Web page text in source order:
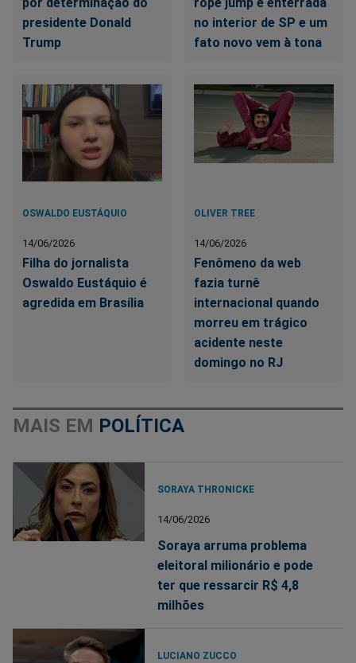
por determinação do
presidente Donald
Trump
rope jump é enterrada
no interior de SP e um
fato novo vem à tona
OSWALDO EUSTÁQUIO
14/06/2026
Filha do jornalista
Oswaldo Eustáquio é
agredida em Brasília
OLIVER TREE
14/06/2026
Fenômeno da web
fazia turnê
internacional quando
morreu em trágico
acidente neste
domingo no RJ
MAIS EM POLÍTICA
SORAYA THRONICKE
14/06/2026
Soraya arruma problema
eleitoral milionário e pode
ter que ressarcir R$ 4,8
milhões
LUCIANO ZUCCO